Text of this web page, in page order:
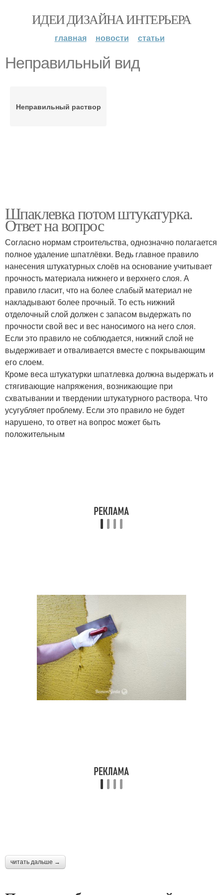
ИДЕИ ДИЗАЙНА ИНТЕРЬЕРА
главная новости статьи
Неправильный вид
Неправильный раствор
Шпаклевка потом штукатурка.
Ответ на вопрос
Согласно нормам строительства, однозначно полагается
полное удаление шпатлёвки. Ведь главное правило
нанесения штукатурных слоёв на основание учитывает
прочность материала нижнего и верхнего слоя. А
правило гласит, что на более слабый материал не
накладывают более прочный. То есть нижний
отделочный слой должен с запасом выдержать по
прочности свой вес и вес наносимого на него слоя.
Если это правило не соблюдается, нижний слой не
выдерживает и отваливается вместе с покрывающим
его слоем.
Кроме веса штукатурки шпатлевка должна выдержать и
стягивающие напряжения, возникающие при
схватывании и твердении штукатурного раствора. Что
усугубляет проблему. Если это правило не будет
нарушено, то ответ на вопрос может быть
положительным
читать дальше →